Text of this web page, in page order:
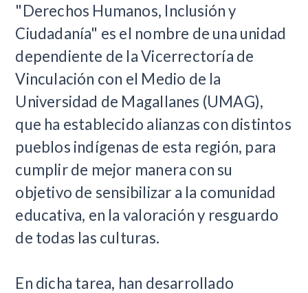
"Derechos Humanos, Inclusión y
Ciudadanía" es el nombre de una unidad
dependiente de la Vicerrectoría de
Vinculación con el Medio de la
Universidad de Magallanes (UMAG),
que ha establecido alianzas con distintos
pueblos indígenas de esta región, para
cumplir de mejor manera con su
objetivo de sensibilizar a la comunidad
educativa, en la valoración y resguardo
de todas las culturas.
En dicha tarea, han desarrollado